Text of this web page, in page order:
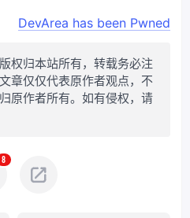
DevArea has been Pwned
权归本站所有，转载务必注
章仅仅代表原作者观点，不
原作者所有。如有侵权，请
8